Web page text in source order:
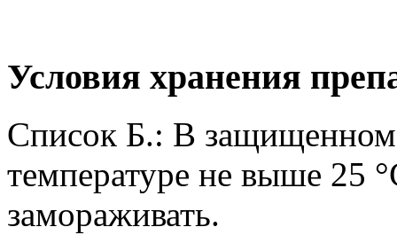
Условия хранения
Список Б.: В защищенном
температуре не выше 25
замораживать.